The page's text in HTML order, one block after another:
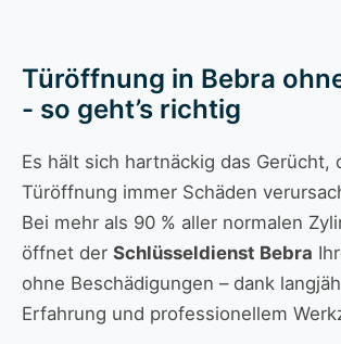
Türöffnung in Bebra
- so geht’s richtig
Es hält sich hartnäckig das Gerücht,
Türöffnung immer Schäden
Bei mehr als 90 % aller normalen
öffnet der Schlüsseldienst Bebra
ohne Beschädigungen – dank
Erfahrung und professionellem